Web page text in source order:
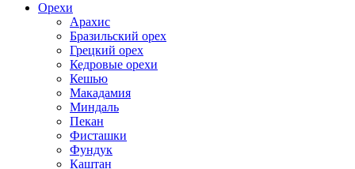
Орехи
Арахис
Бразильский орех
Грецкий орех
Кедровые орехи
Кешью
Макадамия
Миндаль
Пекан
Фисташки
Фундук
Каштан